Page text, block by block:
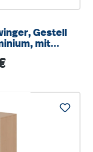
Gestell
mit